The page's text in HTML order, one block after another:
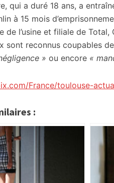
qui a duré 18 ans, a
à 15 mois
de l’usine et filiale de
sont reconnus coupables de
» ou encore «
France/toulouse-
: